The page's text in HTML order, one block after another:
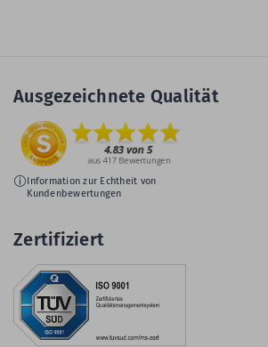
Ausgezeichnete Qualität
Information zur Echtheit von
Kundenbewertungen
Zertifiziert